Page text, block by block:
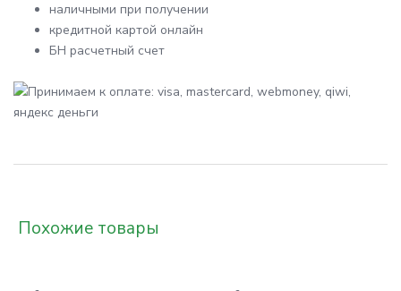
наличными при получении
кредитной картой онлайн
БН расчетный счет
Похожие товары